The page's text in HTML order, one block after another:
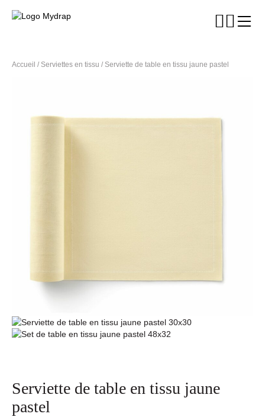
Accueil / Serviettes en tissu / Serviette de table en tissu jaune pastel
Serviette de table en tissu jaune
pastel